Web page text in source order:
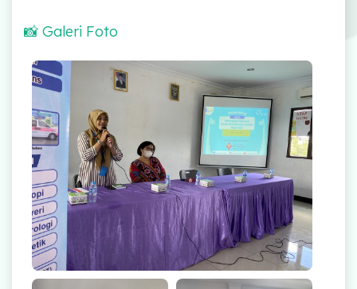
Pelayanan 24 Jam
UGD
Radiologi
Farmasi
Ambulans
Artikel
Promo
📸 Galeri Foto